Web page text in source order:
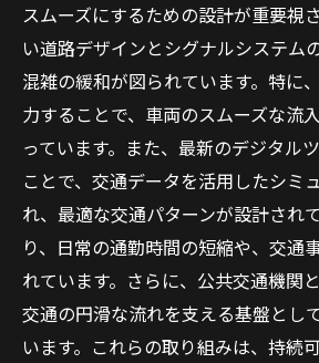
スムーズにするための設計が重要視
い道路デザインとシグナルシステム
混雑の緩和が図られています。特に
力することで、車両のスムーズな流
っています。また、最新のデジタル
ことで、交通データを活用したシミ
れ、最適な交通パターンが設計され
り、日常の通勤時間の短縮や、交通
れています。さらに、公共交通機関
交通の円滑な流れを支える基盤とし
います。これらの取り組みは、持続